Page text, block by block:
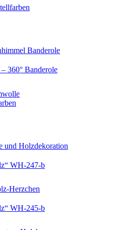
360° Banderole
WH-247-b
WH-245-b